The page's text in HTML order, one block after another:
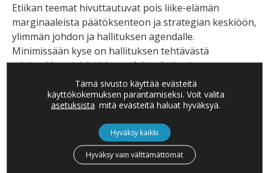
Etiikan teemat hivuttautuvat pois liike-elämän
marginaaleista päätöksenteon ja strategian keskiöön,
ylimmän johdon ja hallituksen agendalle.
Minimissään kyse on hallituksen tehtävästä
minimoida eettisistä hasardeista koituvia
maineriskejä. Jos yritys sekaantuu lahjontaan, väärän
tiedon levittämiseen tai kirjanpidon vääristelyyn,
vastuu on lopulta aina hallitukselta. Ylin johto ei
välttämättä voi tietää kaikista yksittäisistä
väärinkäsityksistä, mutta sen on luotava
joka on vapaa peloistaja jossa uskalletaan raportoida
epäselvistä toimintatavoista.
Tämä sivusto käyttää evästeitä
käyttökokemuksen parantamiseksi. Voit valita
asetuksista mitä evästeitä haluat hyväksyä.
Hyväksy kaikki
Hyväksy vain välttämättömät